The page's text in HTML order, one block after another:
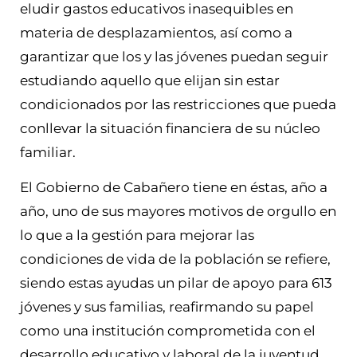
eludir gastos educativos inasequibles en
materia de desplazamientos, así como a
garantizar que los y las jóvenes puedan seguir
estudiando aquello que elijan sin estar
condicionados por las restricciones que pueda
conllevar la situación financiera de su núcleo
familiar.
El Gobierno de Cabañero tiene en éstas, año a
año, uno de sus mayores motivos de orgullo en
lo que a la gestión para mejorar las
condiciones de vida de la población se refiere,
siendo estas ayudas un pilar de apoyo para 613
jóvenes y sus familias, reafirmando su papel
como una institución comprometida con el